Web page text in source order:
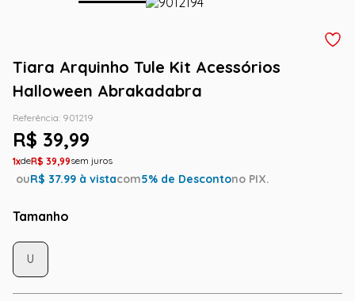
Tiara Arquinho Tule Kit Acessórios
Halloween Abrakadabra
Referência: 901219
R$ 39,99
1 R$ 39,99
ouR$ 37.99 à vistacom5% de Descontono PIX.
Tamanho
U